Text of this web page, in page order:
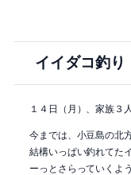
イイダコ釣り
１４日（月）、家族３
今までは、小豆島の北
結構いっぱい釣れてた
ーっとさらっていくよ